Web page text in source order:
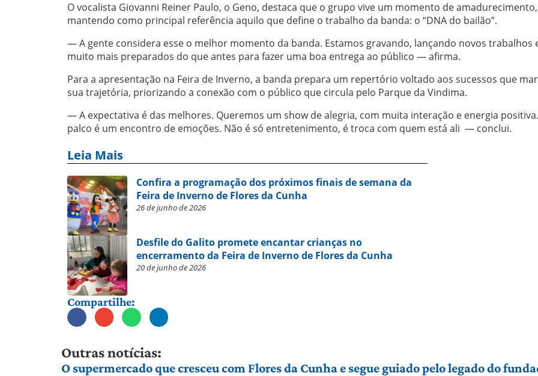
O vocalista Giovanni Reiner Paulo, o Geno, destaca que o grupo vive um momento de amadurecimento,
mantendo como principal referência aquilo que define o trabalho da banda: o “DNA do bailão”.
— A gente considera esse o melhor momento da banda. Estamos gravando, lançando novos trabalhos
muito mais preparados do que antes para fazer uma boa entrega ao público — afirma.
Para a apresentação na Feira de Inverno, a banda prepara um repertório voltado aos sucessos que
sua trajetória, priorizando a conexão com o público que circula pelo Parque da Vindima.
— A expectativa é das melhores. Queremos um show de alegria, com muita interação e energia
palco é um encontro de emoções. Não é só entretenimento, é troca com quem está ali — conclui.
Leia Mais
Confira a programação dos próximos finais de semana da
Feira de Inverno de Flores da Cunha
26 de junho de 2026
Desfile do Galito promete encantar crianças no
encerramento da Feira de Inverno de Flores da Cunha
20 de junho de 2026
Compartilhe:
Outras notícias:
O supermercado que cresceu com Flores da Cunha e segue guiado pelo legado do